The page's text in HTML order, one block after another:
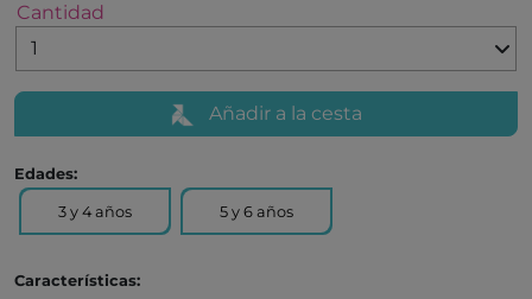
Cantidad
Añadir a la cesta
Edades:
3 y 4 años 5 y 6 años
Características: